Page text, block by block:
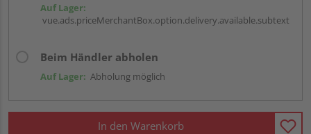
Auf Lager:
vue.ads.priceMerchantBox.option.delivery.available.subtext
Beim Händler abholen
Auf Lager: Abholung möglich
In den Warenkorb